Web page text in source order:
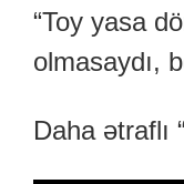
“Toy yasa
olmasaydı,
Daha ətraflı